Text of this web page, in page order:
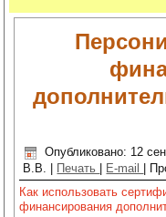
Рыболовные катушкиhttp://
rybalka/katushki.htmlна
Опубликовано: 12
В.В.
Печать E-mail
Как использовать
финансирования